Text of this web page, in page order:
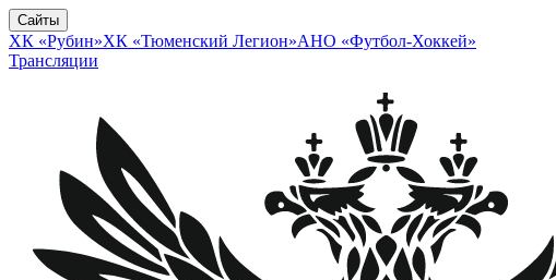
Сайты
ХК «Рубин»ХК «Тюменский Легион»АНО «Футбол-Хоккей»
Трансляции